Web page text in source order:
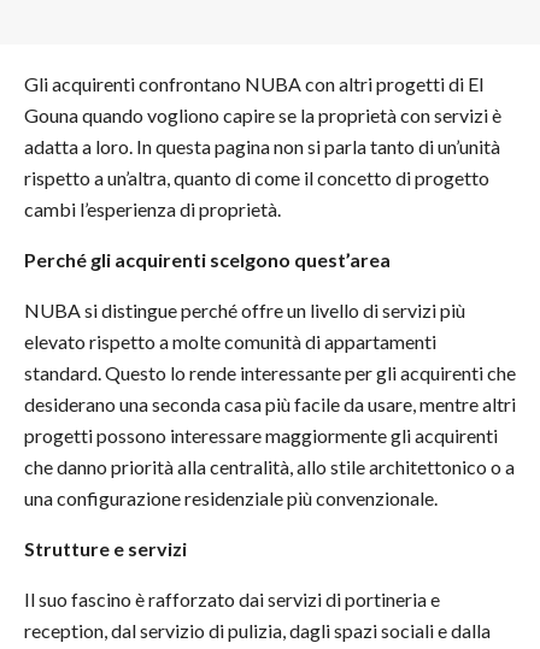
Gli acquirenti confrontano NUBA con altri progetti di El
Gouna quando vogliono capire se la proprietà con servizi è
adatta a loro. In questa pagina non si parla tanto di un’unità
rispetto a un’altra, quanto di come il concetto di progetto
cambi l’esperienza di proprietà.
Perché gli acquirenti scelgono quest’area
NUBA si distingue perché offre un livello di servizi più
elevato rispetto a molte comunità di appartamenti
standard. Questo lo rende interessante per gli acquirenti che
desiderano una seconda casa più facile da usare, mentre altri
progetti possono interessare maggiormente gli acquirenti
che danno priorità alla centralità, allo stile architettonico o a
una configurazione residenziale più convenzionale.
Strutture e servizi
Il suo fascino è rafforzato dai servizi di portineria e
reception, dal servizio di pulizia, dagli spazi sociali e dalla